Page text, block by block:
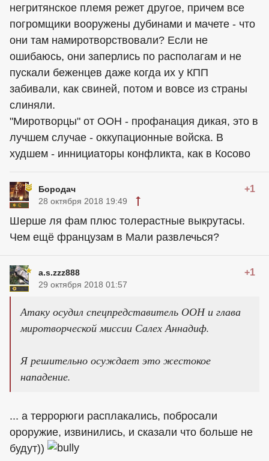
негритянское племя режет другое, причем все
погромщики вооружены дубинами и мачете - что
они там намиротворствовали? Если не
ошибаюсь, они заперлись по располагам и не
пускали беженцев даже когда их у КПП
забивали, как свиней, потом и вовсе из страны
слиняли.
"Миротворцы" от ООН - профанация дикая, это в
лучшем случае - оккупационные войска. В
худшем - иннициаторы конфликта, как в Косово
Бородач +1
28 октября 2018 19:49
Шерше ля фам плюс толерастные выкрутасы.
Чем ещё французам в Мали развлечься?
a.s.zzz888 +1
29 октября 2018 01:57
Атаку осудил спецпредставитель ООН и глава
миротворческой миссии Салех Аннадиф.
Я решительно осуждает это жестокое
нападение.
... а террорюги расплакались, побросали
ороружие, извинились, и сказали что больше не
будут))